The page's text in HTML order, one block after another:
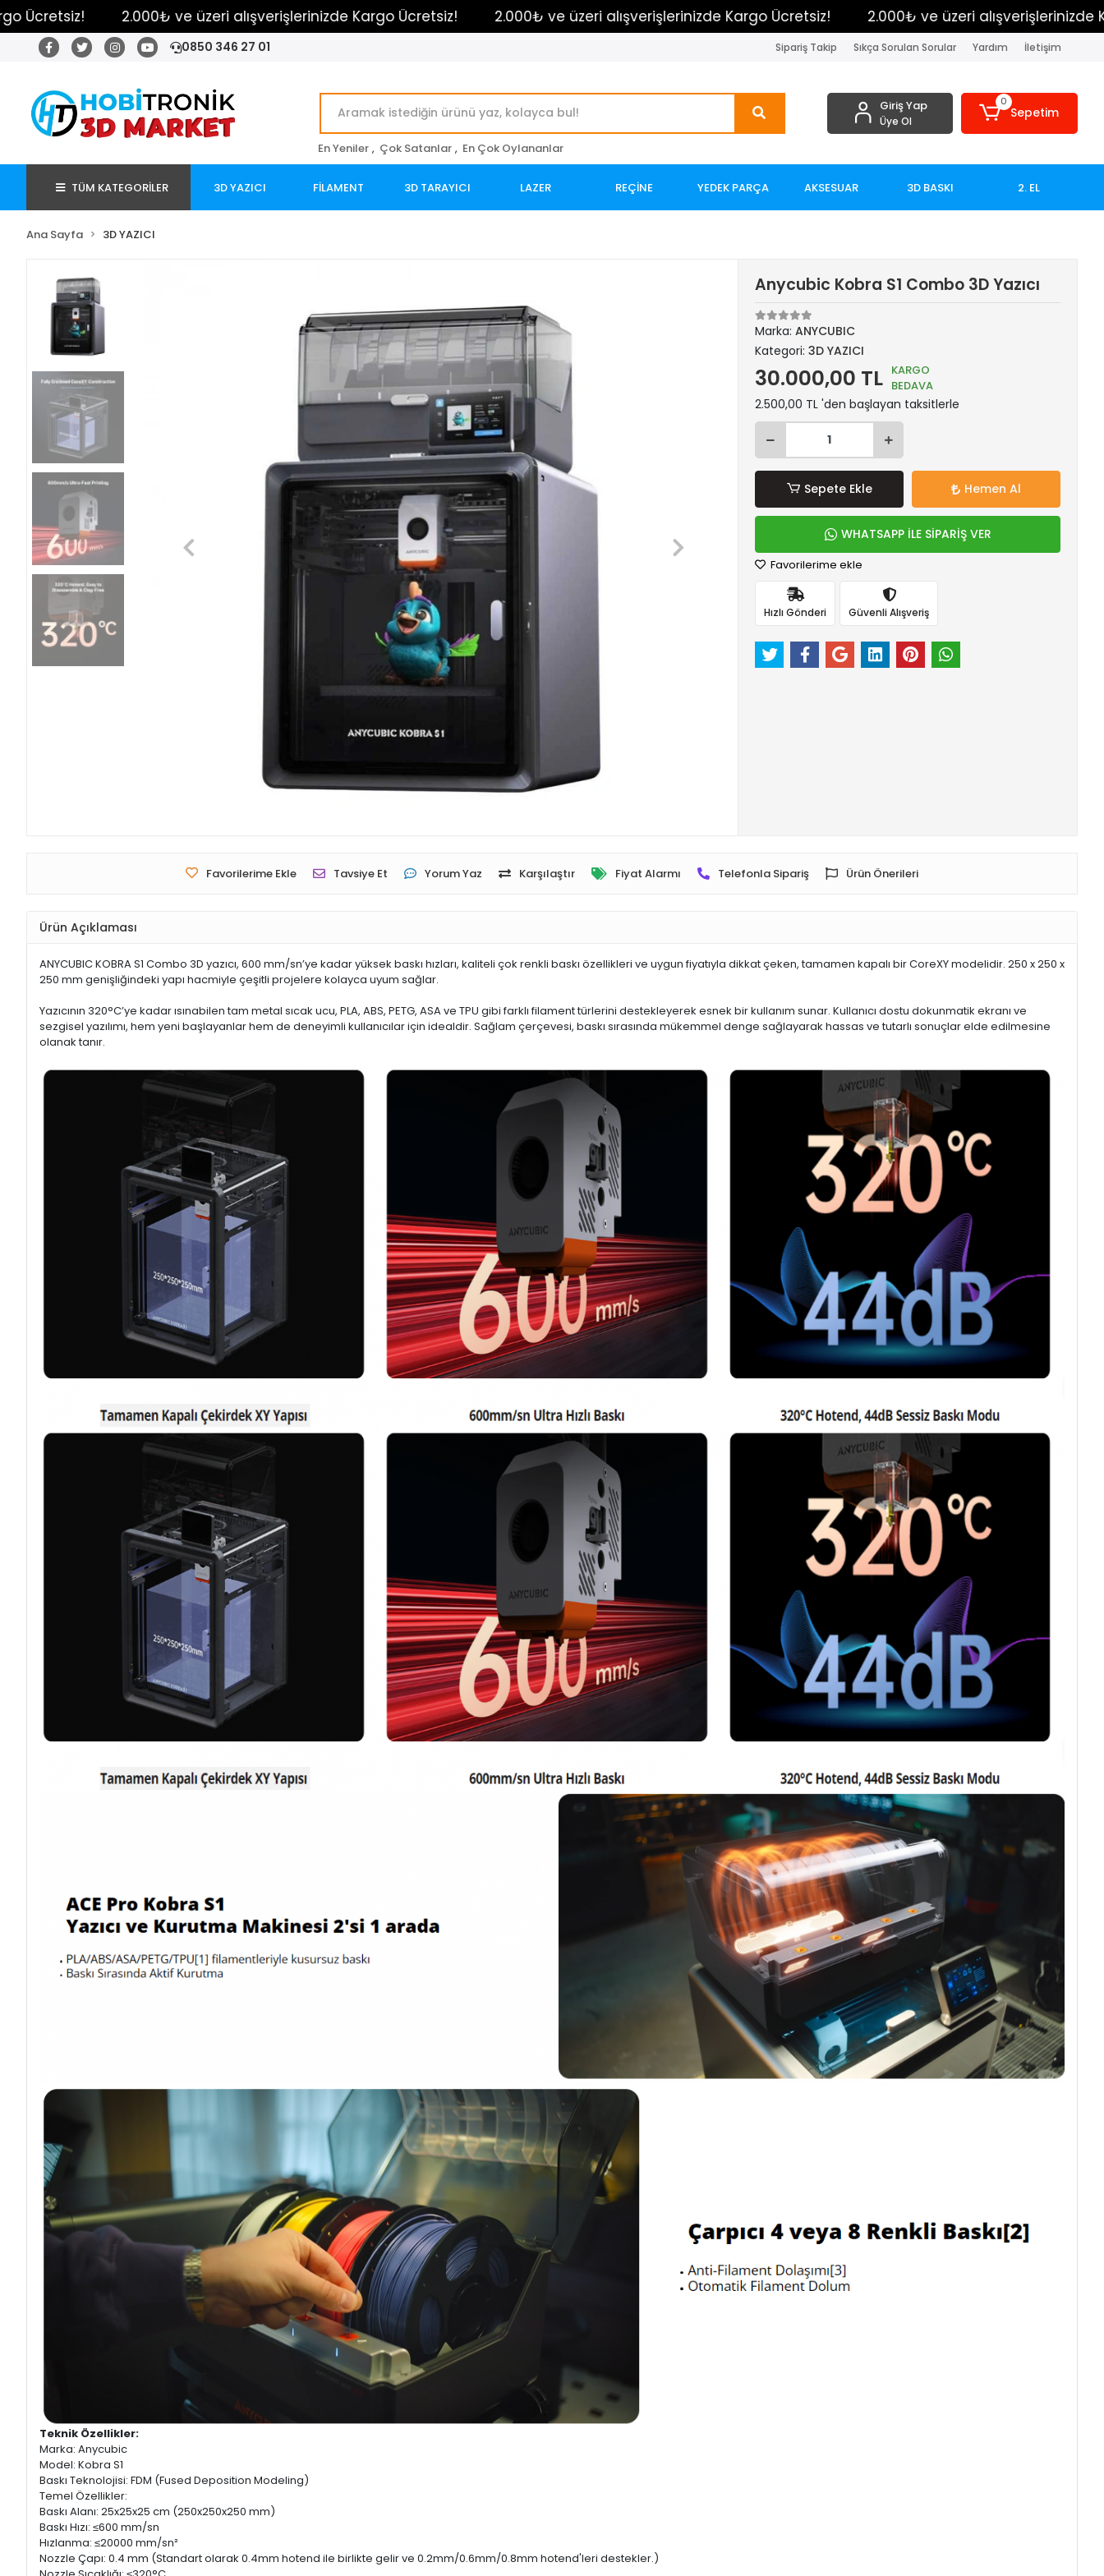
2.000₺ ve üzeri alışverişlerinizde Kargo Ücretsiz! 2.000₺ ve üzeri alışverişlerinizde Kargo Ücretsiz! 2.000₺ ve üzeri alışverişlerinizde Kargo
0850 346 27 01 Sipariş Takip Sıkça Sorulan Sorular Yardım İletişim
En Yeniler , Çok Satanlar , En Çok Oylananlar
Giriş Yap
Üye Ol
0
Sepetim
TÜM KATEGORİLER 3D YAZICI FİLAMENT 3D TARAYICI LAZER REÇİNE YEDEK PARÇA AKSESUAR 3D BASKI 2. EL
Ana Sayfa 3D YAZICI
Anycubic Kobra S1 Combo 3D Yazıcı
Marka:ANYCUBIC
Kategori:3D YAZICI
30.000,00 TL KARGO
BEDAVA
2.500,00 TL 'den başlayan taksitlerle
Sepete Ekle Hemen Al
WHATSAPP İLE SİPARİŞ VER
Favorilerime ekle
Hızlı Gönderi Güvenli Alışveriş
Favorilerime Ekle Tavsiye Et Yorum Yaz Karşılaştır Fiyat Alarmı Telefonla Sipariş Ürün Önerileri
Ürün Açıklaması
ANYCUBIC KOBRA S1 Combo 3D yazıcı, 600 mm/sn’ye kadar yüksek baskı hızları, kaliteli çok renkli baskı özellikleri ve uygun fiyatıyla dikkat çeken, tamamen kapalı bir CoreXY modelidir. 250 x 250 x
250 mm genişliğindeki yapı hacmiyle çeşitli projelere kolayca uyum sağlar.
Yazıcının 320°C’ye kadar ısınabilen tam metal sıcak ucu, PLA, ABS, PETG, ASA ve TPU gibi farklı filament türlerini destekleyerek esnek bir kullanım sunar. Kullanıcı dostu dokunmatik ekranı ve
sezgisel yazılımı, hem yeni başlayanlar hem de deneyimli kullanıcılar için idealdir. Sağlam çerçevesi, baskı sırasında mükemmel denge sağlayarak hassas ve tutarlı sonuçlar elde edilmesine
olanak tanır.
Teknik Özellikler:
Marka: Anycubic
Model: Kobra S1
Baskı Teknolojisi: FDM (Fused Deposition Modeling)
Temel Özellikler:
Baskı Alanı: 25x25x25 cm (250x250x250 mm)
Baskı Hızı: ≤600 mm/sn
Hızlanma: ≤20000 mm/sn²
Nozzle Çapı: 0.4 mm (Standart olarak 0.4mm hotend ile birlikte gelir ve 0.2mm/0.6mm/0.8mm hotend'leri destekler.)